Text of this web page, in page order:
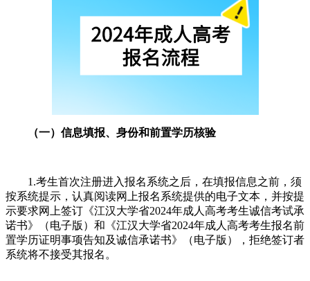
（一）信息填报、身份和前置学历核验
1.考生首次注册进入报名系统之后，在填报信息之前，须
按系统提示，认真阅读网上报名系统提供的电子文本，并按提
示要求网上签订《江汉大学省2024年成人高考考生诚信考试承
诺书》（电子版）和《江汉大学省2024年成人高考考生报名前
置学历证明事项告知及诚信承诺书》（电子版），拒绝签订者
系统将不接受其报名。